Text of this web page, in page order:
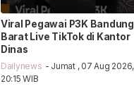
Viral Pegawai P3K Bandung
Barat Live TikTok di Kantor
Dinas
Dailynews - Jumat , 07 Aug 2026,
20:15 WIB